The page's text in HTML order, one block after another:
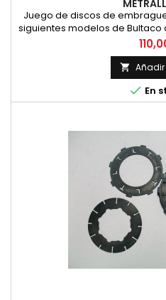
Juego de discos de
siguientes modelos de
circulo: Sherpa, Alpina,
metalicos. 6 discos

 En